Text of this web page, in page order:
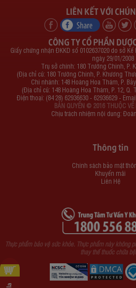
LIÊN KẾT VỚI
CÔNG TY CỔ PHẦN
Giấy chứng nhận ĐKKD số 0102637020 do sở
ngày 29/01/2008
Trụ sở chính: 180 Trường Chinh, P.
(Địa chỉ cũ: 180 Trường Chinh, P. Khương
Chi nhánh: 148 Hoàng Hoa Thám, P.
(Địa chỉ cũ: 148 Hoàng Hoa Thám, P. 12, Q.
Điện thoại: (84 28) 62936630 - 62936629 -
BẢN QUYỀN © 2016 THUỘC VỀ
Chịu trách nhiệm nội dung:
Thông tin
Chính sách bảo mật
Khuyến mãi
Liên Hệ
Thực phẩm bảo vệ sức khỏe. Thực phẩm này không
thay thế thuốc chữa